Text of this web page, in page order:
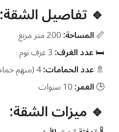
🔹 تفاصيل الشقة:
📏المساحة:
🛏️عدد الغرف:
🚿 عدد الحمامات:
🕒العمر:
🔹 ميزات الشقة: